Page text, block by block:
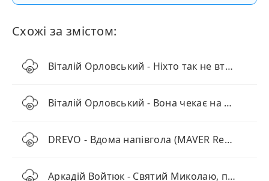
Схожі за змістом:
Віталій Орловський - Ніхто так не втомився, як вони
Віталій Орловський - Вона чекає на дзвінок
DREVO - Вдома напівгола (MAVER Remix)
Аркадій Войтюк - Святий Миколаю, прочитай мій лист